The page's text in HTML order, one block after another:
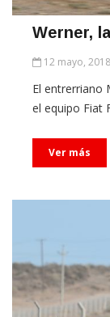
Werner,
12 mayo, 2018
El entrerriano
el equipo Fiat
Ver más